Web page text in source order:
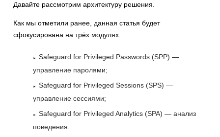
Давайте рассмотрим архитектуру решения.
Как мы отметили ранее, данная статья будет
сфокусирована на трёх модулях:
Safeguard for Privileged Passwords (SPP) —
управление паролями;
Safeguard for Privileged Sessions (SPS) —
управление сессиями;
Safeguard for Privileged Analytics (SPA) — анализ
поведения.